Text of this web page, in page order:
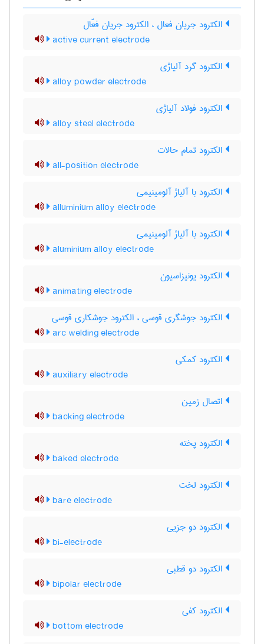
الکترود جریان فعال ، الکترود جریان فعّال
active current electrode
الکترود گرد آلیاژی
alloy powder electrode
الکترود فولاد آلیاژی
alloy steel electrode
الکترود تمام حالات
all-position electrode
الکترود با آلیاژ آلومینیمی
alluminium alloy electrode
الکترود با آلیاژ آلومینیمی
aluminium alloy electrode
الکترود یونیزاسیون
animating electrode
الکترود جوشگری قوسی ، الکترود جوشکاری قوسی
arc welding electrode
الکترود کمکی
auxiliary electrode
اتصال زمین
backing electrode
الکترود پخته
baked electrode
الکترود لخت
bare electrode
الکترود دو جزیی
bi-electrode
الکترود دو قطبی
bipolar electrode
الکترود کفی
bottom electrode